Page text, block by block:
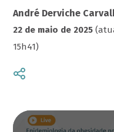
André Derviche
22 de maio de 2025
15h41)